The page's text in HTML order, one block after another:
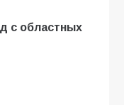
с областных